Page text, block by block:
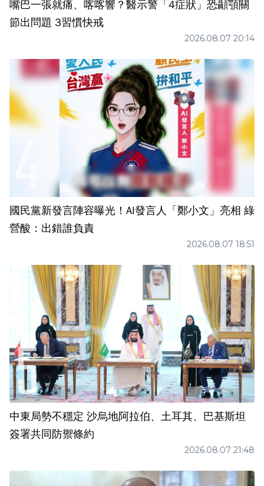
嘴巴一張就痛、喀喀響？醫示警「4症狀」恐顳顎關
節出問題 3習慣快戒
2026.08.07 20:14
國民黨新發言陣容曝光！AI發言人「鄭小文」亮相 綠
營酸：出錯誰負責
2026.08.07 18:51
中東局勢不穩定 沙烏地阿拉伯、土耳其、巴基斯坦
簽署共同防禦條約
2026.08.07 21:48